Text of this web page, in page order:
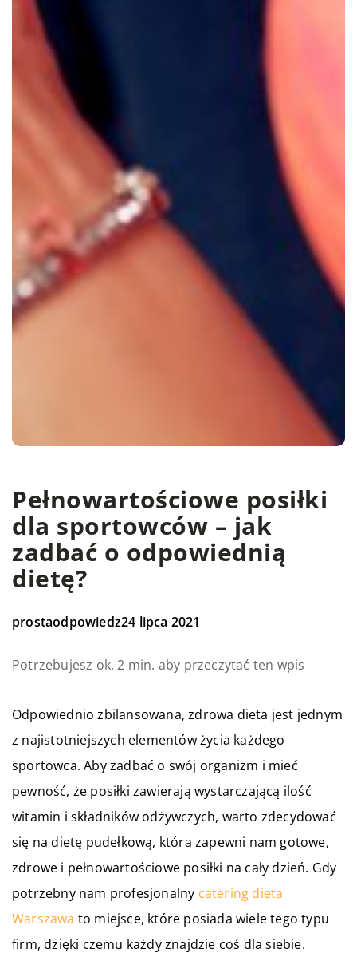
Pełnowartościowe posiłki
dla sportowców – jak
zadbać o odpowiednią
dietę?
prostaodpowiedz24 lipca 2021
Potrzebujesz ok. 2 min. aby przeczytać ten wpis
Odpowiednio zbilansowana, zdrowa dieta jest jednym
z najistotniejszych elementów życia każdego
sportowca. Aby zadbać o swój organizm i mieć
pewność, że posiłki zawierają wystarczającą ilość
witamin i składników odżywczych, warto zdecydować
się na dietę pudełkową, która zapewni nam gotowe,
zdrowe i pełnowartościowe posiłki na cały dzień. Gdy
potrzebny nam profesjonalny catering dieta
Warszawa to miejsce, które posiada wiele tego typu
firm, dzięki czemu każdy znajdzie coś dla siebie.